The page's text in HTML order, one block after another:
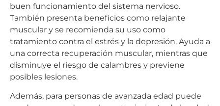
buen funcionamiento del sistema nervioso.
También presenta beneficios como relajante
muscular y se recomienda su uso como
tratamiento contra el estrés y la depresión. Ayuda a
una correcta recuperación muscular, mientras que
disminuye el riesgo de calambres y previene
posibles lesiones.
Además, para personas de avanzada edad puede